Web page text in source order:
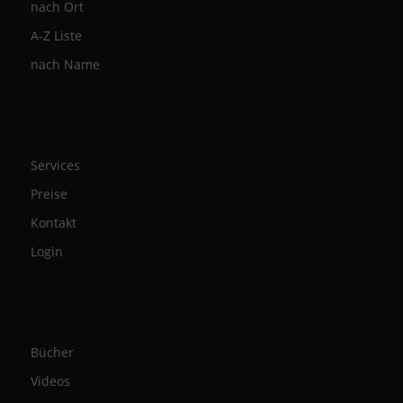
nach Ort
A-Z Liste
nach Name
Services
Preise
Kontakt
Login
Bücher
Videos